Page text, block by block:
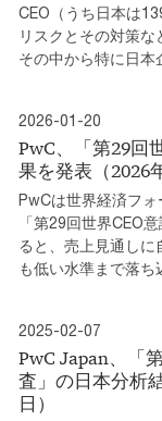
CEO（うち日本は
リスクとその対策
その中から特に日本
2026-01-20
PwC、「第29回
果を発表（2026
PwCは世界経済フ
「第29回世界CEO
ると、売上見通し
も低い水準まで落ち
2025-02-07
PwC Japan、「
査」の日本分析
日）